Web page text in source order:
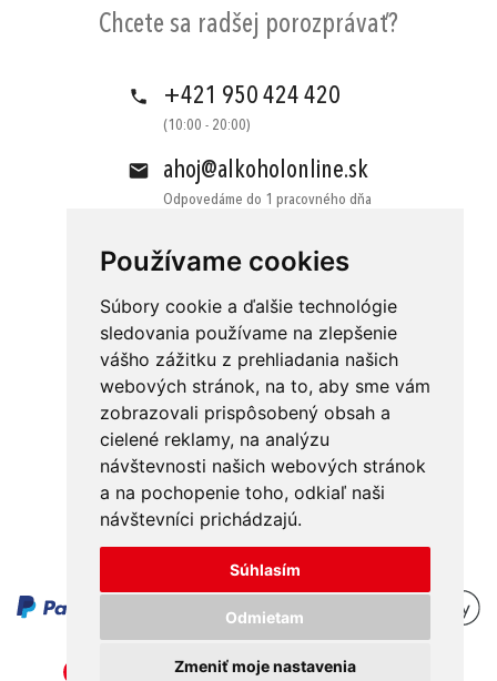
Používame cookies
Súbory cookie a ďalšie technológie
sledovania používame na zlepšenie
vášho zážitku z prehliadania našich
webových stránok, na to, aby sme vám
zobrazovali prispôsobený obsah a
cielené reklamy, na analýzu
návštevnosti našich webových stránok
a na pochopenie toho, odkiaľ naši
návštevníci prichádzajú.
Súhlasím
Odmietam
Zmeniť moje nastavenia
Chcete sa radšej porozprávať?
+421 950 424 420
(10:00 - 20:00)
ahoj@alkoholonline.sk
Odpovedáme do 1 pracovného dňa
Obchodné podmienky Kontakt
Ochrana osobných údajov O nás
Odstúpenie od zmluvy Platba
Reklamácie